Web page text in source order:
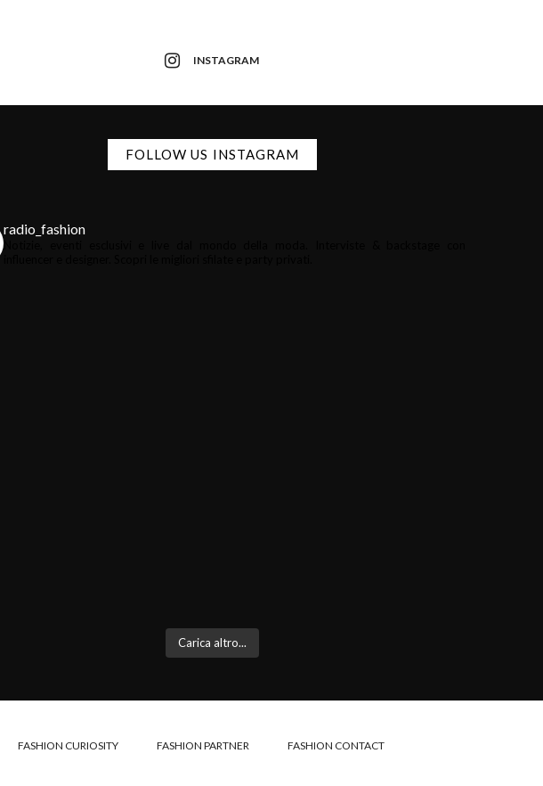
INSTAGRAM
FOLLOW US INSTAGRAM
radio_fashion
Carica altro...
FASHION CURIOSITY FASHION PARTNER FASHION CONTACT